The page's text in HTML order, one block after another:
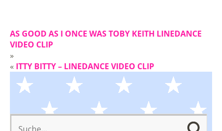
AS GOOD AS I ONCE WAS TOBY KEITH LINEDANCE
VIDEO CLIP
»
« ITTY BITTY – LINEDANCE VIDEO CLIP